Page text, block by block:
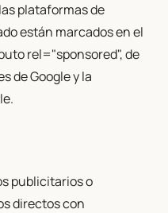
plataformas de
están marcados en el
rel="sponsored", de
de Google y la
publicitarios o
directos con